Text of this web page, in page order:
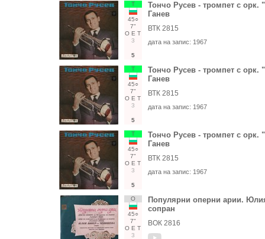
Т
45○
7"
О Е Т
3
5
Тончо Русев - тромпет с орк.
Ганев
ВТК 2815
дата на запис: 1967
Т
45○
7"
О Е Т
3
5
Тончо Русев - тромпет с орк.
Ганев
ВТК 2815
дата на запис: 1967
Т
45○
7"
О Е Т
3
5
Тончо Русев - тромпет с орк.
Ганев
ВТК 2815
дата на запис: 1967
О
45○
7"
О Е Т
3
Популярни оперни арии.
сопран
ВОК 2816